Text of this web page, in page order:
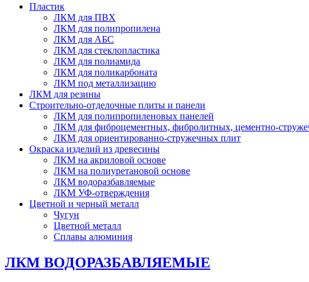
Пластик
ЛКМ для ПВХ
ЛКМ для полипропилена
ЛКМ для АБС
ЛКМ для стеклопластика
ЛКМ для полиамида
ЛКМ для поликарбоната
ЛКМ под металлизацию
ЛКМ для резины
Строительно-отделочные плиты и панели
ЛКМ для полипропиленовых панелей
ЛКМ для фиброцементных, фибролитных, цементно-
ЛКМ для ориентированно-стружечных плит
Окраска изделий из древесины
ЛКМ на акриловой основе
ЛКМ на полиуретановой основе
ЛКМ водоразбавляемые
ЛКМ УФ-отверждения
Цветной и черный металл
Чугун
Цветной металл
Сплавы алюминия
ЛКМ ВОДОРАЗБАВЛЯЕМЫЕ